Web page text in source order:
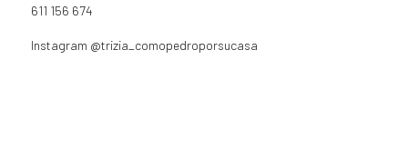
611 156 674
Instagram @trizia_comopedroporsucasa